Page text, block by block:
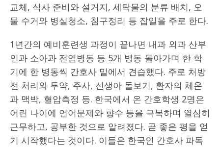
교체, 식사 준비와 설거지, 세탁물의 분류 배치, 오
물 수거와 병실청소, 침구정리 등 잡일을 주로 한다.
1년간의 예비훈련생 과정이 끝나면 내과 외과 산부
인과 소아과 전염병동 등 5개 병동 돌아가며 한 학
기에 한 병동씩 간호사 밑에서 견습했다. 주로 처방
전 처리와 투약, 주사, 신생아 돌보기, 환자의 체온
과 맥박, 혈압측정 등. 한국에서 온 간호학생 2명은
어린 나이에 언어문제와 향수 등을 극복하며 열심히
근무하고, 공부한 것으로 알려졌다. 곧 좋은 평을 얻
기 시작했다는 것이다. 이들은 한국인 간호사 파독